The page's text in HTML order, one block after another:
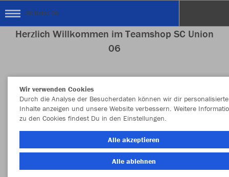
SC Union 06
Herzlich Willkommen im Teamshop SC Union
06
Nachhaltig Farbe
Wir verwenden Cookies
Durch die Analyse der Besucherdaten können wir dir personalisierte
Inhalte anzeigen und unsere Website verbessern. Weitere
zu den Cookies findest Du in den Einstellungen.
Alle akzeptieren
Alle ablehnen